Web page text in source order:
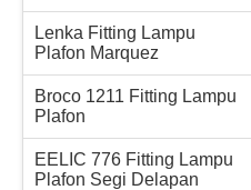
Lenka Fitting Lampu
Plafon Marquez
Broco 1211 Fitting Lampu
Plafon
EELIC 776 Fitting Lampu
Plafon Segi Delapan